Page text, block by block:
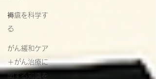
褥瘡を科学す
る
がん緩和ケア
＋がん治療に
関する知識を